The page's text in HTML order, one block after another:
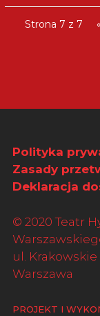
Strona 7 z 7
Polityka
Zasady
Deklaracja
© 2020 Teatr
ul.
Warszawa
PROJEKT I